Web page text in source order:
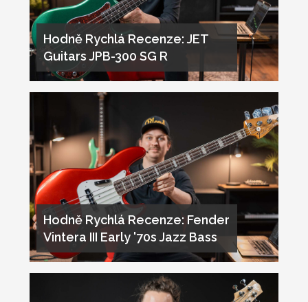
Hodně Rychlá Recenze: JET
Guitars JPB-300 SG R
Hodně Rychlá Recenze: Fender
Vintera III Early '70s Jazz Bass